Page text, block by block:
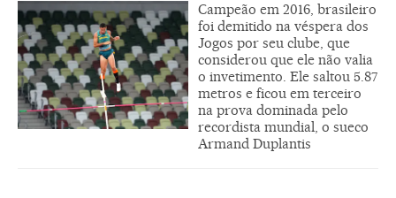
Campeão em 2016, brasileiro
foi demitido na véspera dos
Jogos por seu clube, que
considerou que ele não valia
o invetimento. Ele saltou 5.87
metros e ficou em terceiro
na prova dominada pelo
recordista mundial, o sueco
Armand Duplantis